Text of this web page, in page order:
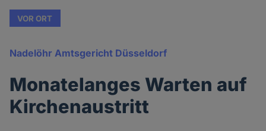
VOR ORT
Nadelöhr Amtsgericht Düsseldorf
Monatelanges Warten auf
Kirchenaustritt